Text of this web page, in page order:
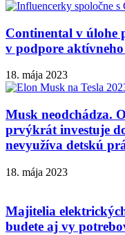
Continental v úlohe
v podpore
18. mája 2023
Musk neodchádza.
prvýkrát investuje
nevyužíva detskú
18. mája 2023
Majitelia
budete aj vy